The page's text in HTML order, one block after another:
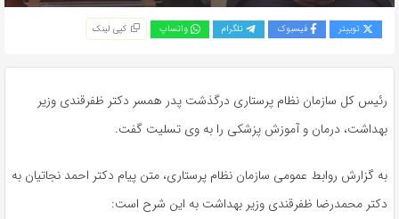
توییتر فیسبوک تلگرام واتساپ کپی لینک
رئیس کل سازمان نظام پرستاری درگذشت پدر همسر دکتر ظفرقندی وزیر
بهداشت، درمان و آموزش پزشکی را به وی تسلیت گفت.
به گزارش روابط عمومی سازمان نظام پرستاری، متن پیام دکتر احمد نجاتیان به
دکتر محمدرضا ظفرقندی وزیر بهداشت به این شرح است: